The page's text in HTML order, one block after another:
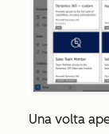
Una volta